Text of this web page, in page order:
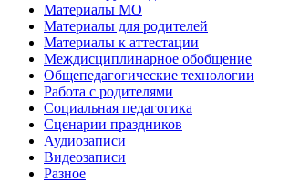
Материалы МО
Материалы для родителей
Материалы к аттестации
Междисциплинарное обобщение
Общепедагогические технологии
Работа с родителями
Социальная педагогика
Сценарии праздников
Аудиозаписи
Видеозаписи
Разное